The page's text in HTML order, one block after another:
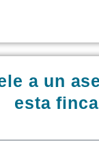
a un
esta finca